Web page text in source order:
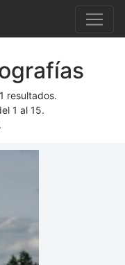
resultados.
1 al 15.